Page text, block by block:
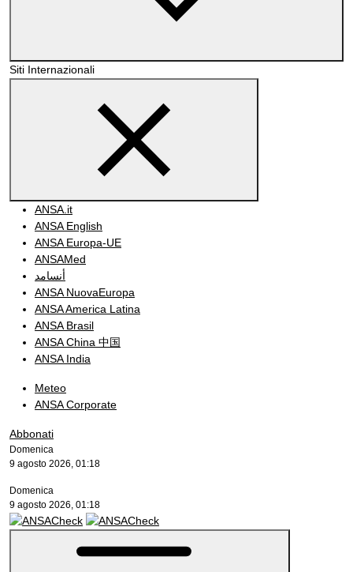
Siti Internazionali
ANSA.it
ANSA English
ANSA Europa-UE
ANSAMed
أنسامد
ANSA NuovaEuropa
ANSA America Latina
ANSA Brasil
ANSA China 中国
ANSA India
Meteo
ANSA Corporate
Abbonati
Domenica
9 agosto 2026, 01:18
Domenica
9 agosto 2026, 01:18